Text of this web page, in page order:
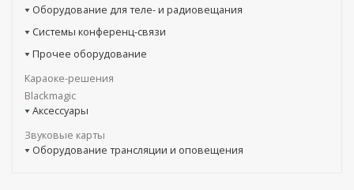
Оборудование для теле- и радиовещания
Системы конференц-связи
Прочее оборудование
Караоке-решения
Blackmagic
Аксессуары
Звуковые карты
Оборудование трансляции и оповещения